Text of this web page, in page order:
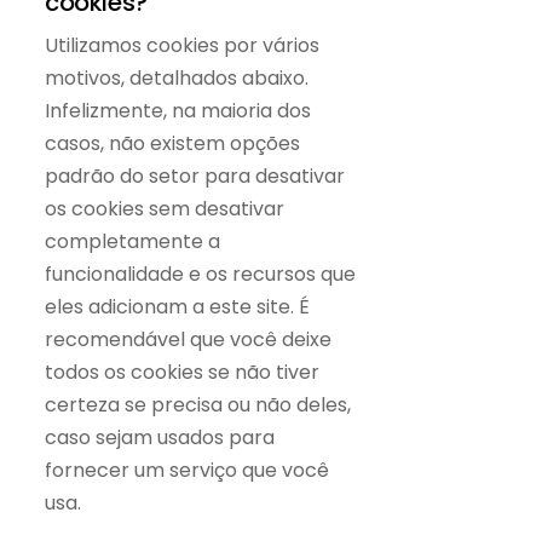
Utilizamos cookies por vários
motivos, detalhados abaixo.
Infelizmente, na maioria dos
casos, não existem opções
padrão do setor para desativar
os cookies sem desativar
completamente a
funcionalidade e os recursos que
eles adicionam a este site. É
recomendável que você deixe
todos os cookies se não tiver
certeza se precisa ou não deles,
caso sejam usados ​​para
fornecer um serviço que você
usa.